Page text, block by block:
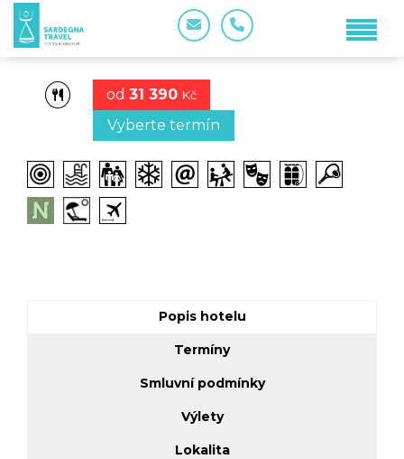
od 31 390 Kč
Vyberte termín
Popis hotelu
Termíny
Smluvní podmínky
Výlety
Lokalita